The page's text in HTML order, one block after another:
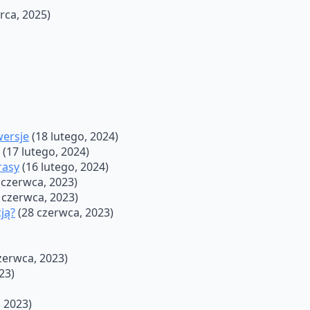
2025)
(18 lutego, 2024)
(17 lutego, 2024)
(16 lutego, 2024)
2023)
2023)
(28 czerwca, 2023)
2023)
2023)